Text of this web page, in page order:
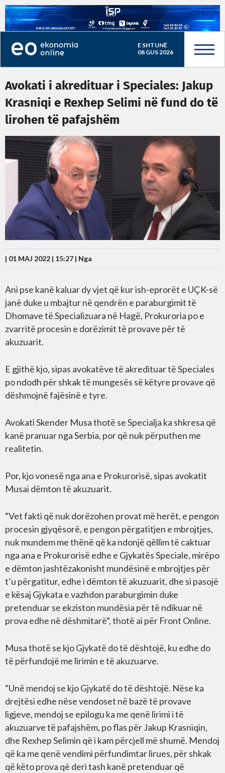
E SHTUNË
08 GUS 2026
Avokati i akredituar i Speciales: Jakup
Krasniqi e Rexhep Selimi në fund do të
lirohen të pafajshëm
| 01 MAJ 2022 | 15:27 | Nga
Ani pse kanë kaluar dy vjet që kur ish-eprorët e UÇK-së
janë duke u mbajtur në qendrën e paraburgimit të
Dhomave të Specializuara në Hagë, Prokuroria po e
zvarritë procesin e dorëzimit të provave për të
akuzuarit.
E gjithë kjo, sipas avokatëve të akredituar të Speciales
po ndodh për shkak të mungesës së këtyre provave që
dëshmojnë fajësinë e tyre.
Avokati Skender Musa thotë se Specialja ka shkresa që
kanë pranuar nga Serbia, por që nuk përputhen me
realitetin.
Por, kjo vonesë nga ana e Prokurorisë, sipas avokatit
Musai dëmton të akuzuarit.
“Vet fakti që nuk dorëzohen provat më herët, e pengon
procesin gjyqësorë, e pengon përgatitjen e mbrojtjes,
nuk mundem me thënë që ka ndonjë qëllim të caktuar
nga ana e Prokurorisë edhe e Gjykatës Speciale, mirëpo
e dëmton jashtëzakonisht mundësinë e mbrojtjes për
t’u përgatitur, edhe i dëmton të akuzuarit, dhe si pasojë
e kësaj Gjykata e vazhdon paraburgimin duke
pretenduar se ekziston mundësia për të ndikuar në
prova edhe në dëshmitarë”, thotë ai për Front Online.
Musa thotë se kjo Gjykatë do të dështojë, ku edhe do
të përfundojë me lirimin e të akuzuarve.
“Unë mendoj se kjo Gjykatë do të dështojë. Nëse ka
drejtësi edhe nëse vendoset në bazë të provave
ligjeve, mendoj se epilogu ka me qenë lirimi i të
akuzuarve të pafajshëm, po flas për Jakup Krasniqin,
dhe Rexhep Selimin që i kam përcjell më shumë. Mendoj
që ka me qenë vendimi përfundimtar lirues, për shkak
që këto prova që deri tash kanë pretenduar që